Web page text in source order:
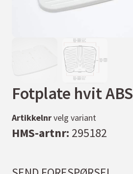
Fotplate hvit ABS
Artikkelnrvelg variant
HMS-artnr: 295182